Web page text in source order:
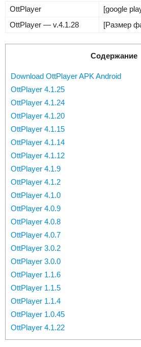
OttPlayer
[google
OttPlayer — v.4.1.28
[Размер
Содержание
Download OttPlayer APK Android
OttPlayer 4.1.25
OttPlayer 4.1.24
OttPlayer 4.1.20
OttPlayer 4.1.15
OttPlayer 4.1.14
OttPlayer 4.1.12
OttPlayer 4.1.9
OttPlayer 4.1.2
OttPlayer 4.1.0
OttPlayer 4.0.9
OttPlayer 4.0.8
OttPlayer 4.0.7
OttPlayer 3.0.2
OttPlayer 3.0.0
OttPlayer 1.1.6
OttPlayer 1.1.5
OttPlayer 1.1.4
OttPlayer 1.0.45
OttPlayer 4.1.22